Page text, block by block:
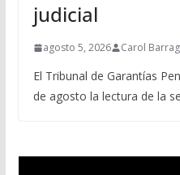
judicial
agosto 5, 2026 Carol
El Tribunal de Garantías
de agosto la lectura de la